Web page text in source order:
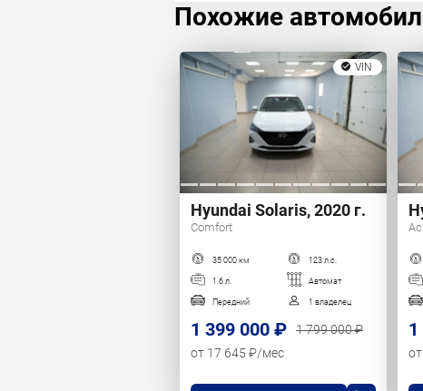
Похожие
VIN
Hyundai Solaris, 2020 г.
Comfort
35 000 км 123 л.с.
1.6 л. Автомат
Передний 1 владелец
1 399 000 ₽
1 799 000 ₽
от 17 645 ₽/мес